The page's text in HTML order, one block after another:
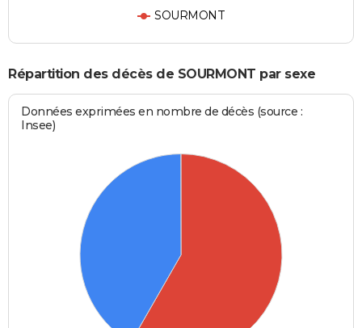
SOURMONT
Répartition des décès de SOURMONT par sexe
Données exprimées en nombre de décès (source :
Insee)